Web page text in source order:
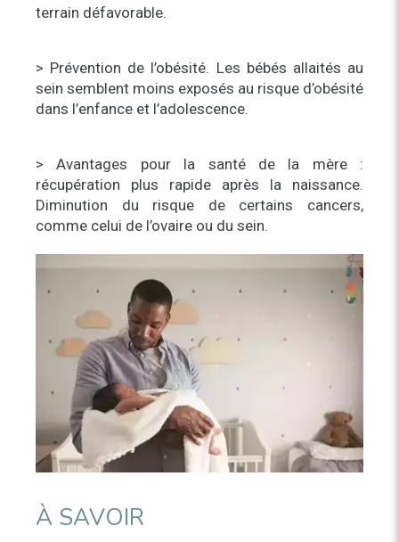
terrain défavorable.
> Prévention de l’obésité. Les bébés allaités au
sein semblent moins exposés au risque d’obésité
dans l’enfance et l’adolescence.
> Avantages pour la santé de la mère :
récupération plus rapide après la naissance.
Diminution du risque de certains cancers,
comme celui de l’ovaire ou du sein.
À SAVOIR